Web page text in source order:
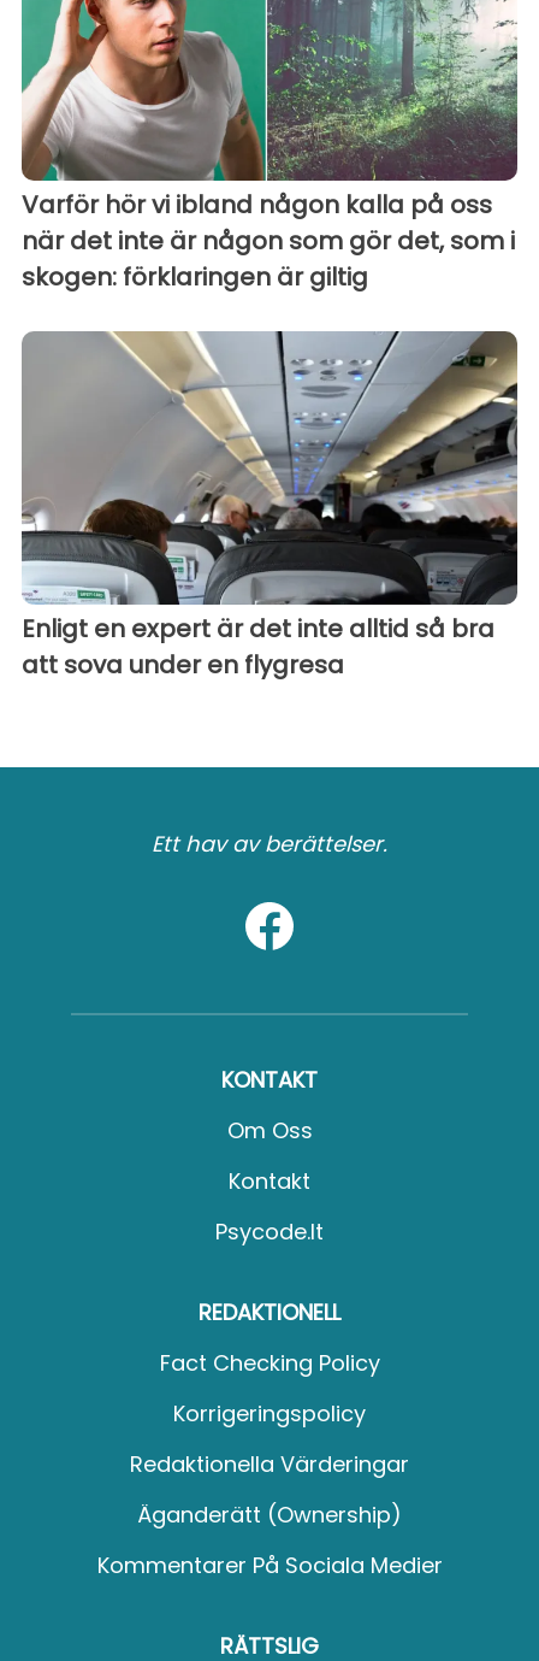
Varför hör vi ibland någon kalla på oss
när det inte är någon som gör det, som i
skogen: förklaringen är giltig
Enligt en expert är det inte alltid så bra
att sova under en flygresa
Ett hav av berättelser.
KONTAKT
Om Oss
Kontakt
Psycode.it
REDAKTIONELL
Fact Checking Policy
Korrigeringspolicy
Redaktionella Värderingar
Äganderätt (Ownership)
Kommentarer På Sociala Medier
RÄTTSLIG